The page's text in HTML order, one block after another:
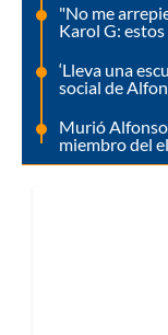
"No me
Karol G:
‘Lleva una
social de
Murió Alfonso
miembro del